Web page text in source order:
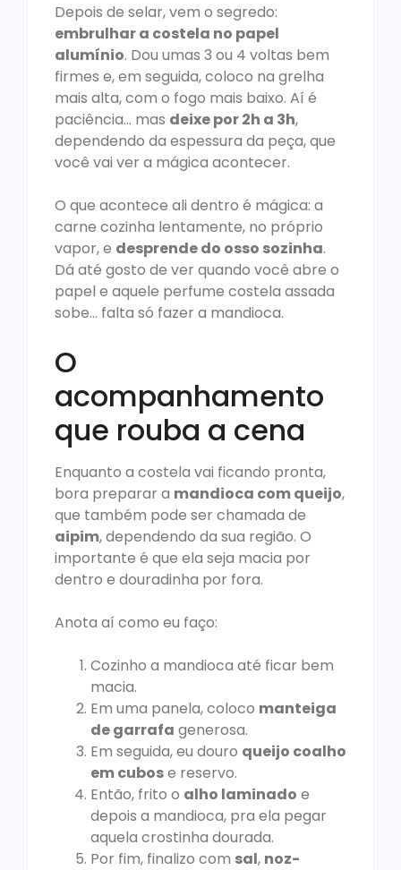
Depois de selar, vem o segredo:
embrulhar a costela no papel
alumínio. Dou umas 3 ou 4 voltas bem
firmes e, em seguida, coloco na grelha
mais alta, com o fogo mais baixo. Aí é
paciência… mas deixe por 2h a 3h,
dependendo da espessura da peça, que
você vai ver a mágica acontecer.
O que acontece ali dentro é mágica: a
carne cozinha lentamente, no próprio
vapor, e desprende do osso sozinha.
Dá até gosto de ver quando você abre o
papel e aquele perfume costela assada
sobe… falta só fazer a mandioca.
O
acompanhamento
que rouba a cena
Enquanto a costela vai ficando pronta,
bora preparar a mandioca com queijo,
que também pode ser chamada de
aipim, dependendo da sua região. O
importante é que ela seja macia por
dentro e douradinha por fora.
Anota aí como eu faço:
Cozinho a mandioca até ficar bem
macia.
Em uma panela, coloco manteiga
de garrafa generosa.
Em seguida, eu douro queijo coalho
em cubose reservo.
Então, frito o alho laminado e
depois a mandioca, pra ela pegar
aquela crostinha dourada.
Por fim, finalizo com sal, noz-